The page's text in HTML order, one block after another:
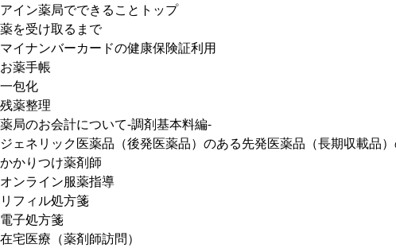
アイン薬局でできることトップ
薬を受け取るまで
マイナンバーカードの健康保険証利用
お薬手帳
一包化
残薬整理
薬局のお会計について-調剤基本料編-
ジェネリック医薬品（後発医薬品）のある先発医薬品（長期収載品
かかりつけ薬剤師
オンライン服薬指導
リフィル処方箋
電子処方箋
在宅医療（薬剤師訪問）